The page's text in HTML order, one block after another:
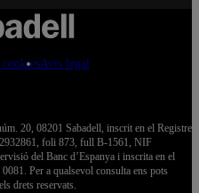
Avís legal
20, 08201 Sabadell, inscrit en el Registre
foli 873, full B-1561, NIF
del Banc d’Espanya i inscrita en el
Per a qualsevol consulta ens pots
drets reservats.